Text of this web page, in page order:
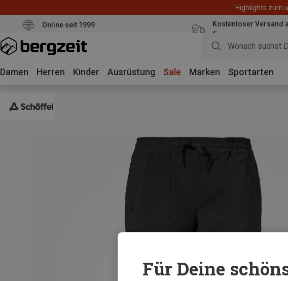
Highlights zum
Online seit 1999
Kostenloser Versand
Euro
Damen Herren Kinder Ausrüstung Sale Marken Sportarten
Für Deine